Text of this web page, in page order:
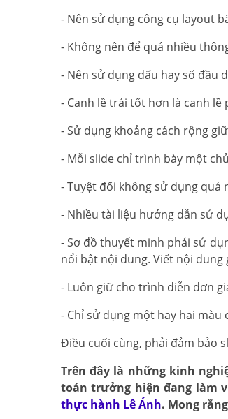
- Nên sử dụng công cụ layout
- Không nên để quá nhiều
- Nên sử dụng dấu hay số đầu
- Canh lề trái tốt hơn là canh lề
- Sử dụng khoảng cách rộng
- Mỗi slide chỉ trình bày một
- Tuyệt đối không sử dụng quá
- Nhiều tài liệu hướng dẫn sử
- Sơ đồ thuyết minh phải sử
nổi bật nội dung. Viết nội dung
- Luôn giữ cho trình diễn đơn
- Chỉ sử dụng một hay hai
Điều cuối cùng, phải đảm bảo
Trên đây là những kinh
toán trưởng hiện đang làm
thực hành Lê Ánh. Mong